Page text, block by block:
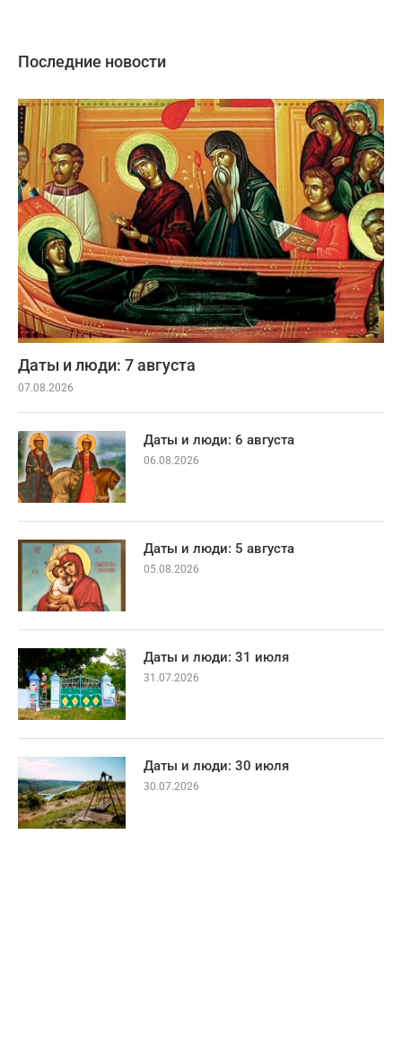
Последние новости
Даты и люди: 7 августа
07.08.2026
Даты и люди: 6 августа
06.08.2026
Даты и люди: 5 августа
05.08.2026
Даты и люди: 31 июля
31.07.2026
Даты и люди: 30 июля
30.07.2026